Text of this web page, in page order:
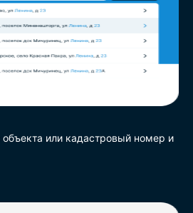
объекта или кадастровый номер и